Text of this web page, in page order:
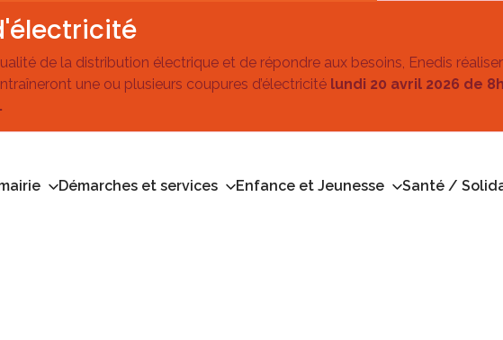
de la distribution électrique et de répondre aux besoins, Enedis
une ou plusieurs coupures d’électricité lundi 20 avril 2026 de
Démarches et services Enfance et Jeunesse Santé /